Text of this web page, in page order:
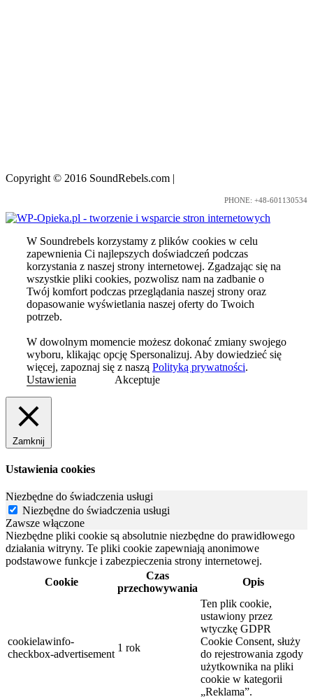
Copyright © 2016 SoundRebels.com |
PHONE: +48-601130534
W Soundrebels korzystamy z plików cookies w celu
zapewnienia Ci najlepszych doświadczeń podczas
korzystania z naszej strony internetowej. Zgadzając się na
wszystkie pliki cookies, pozwolisz nam na zadbanie o
Twój komfort podczas przeglądania naszej strony oraz
dopasowanie wyświetlania naszej oferty do Twoich
potrzeb.
W dowolnym momencie możesz dokonać zmiany swojego
wyboru, klikając opcję Spersonalizuj. Aby dowiedzieć się
więcej, zapoznaj się z naszą Polityką prywatności.
Ustawienia
Akceptuje
Zamknij
Ustawienia cookies
Niezbędne do świadczenia usługi
Niezbędne do świadczenia usługi
Zawsze włączone
Niezbędne pliki cookie są absolutnie niezbędne do prawidłowego
działania witryny. Te pliki cookie zapewniają anonimowe
podstawowe funkcje i zabezpieczenia strony internetowej.
Cookie
Czas
przechowywania
Opis
cookielawinfo-
checkbox-advertisement
1 rok
Ten plik cookie,
ustawiony przez
wtyczkę GDPR
Cookie Consent, służy
do rejestrowania zgody
użytkownika na pliki
cookie w kategorii
„Reklama”.